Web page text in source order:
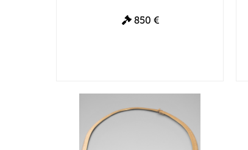
850 €